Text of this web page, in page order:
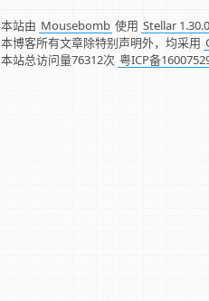
本站由 Mousebomb 使用 Stellar 1.30.0
本博客所有文章除特别声明外，均采用
本站总访问量76312次 粤ICP备